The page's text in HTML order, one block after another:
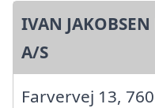
IVAN
A/S
Farvervej 13,